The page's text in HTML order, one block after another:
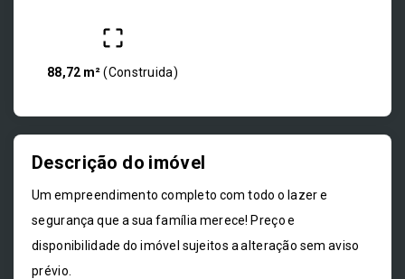
88,72 m² (Construida)
Descrição do imóvel
Um empreendimento completo com todo o lazer e
segurança que a sua família merece! Preço e
disponibilidade do imóvel sujeitos a alteração sem aviso
prévio.